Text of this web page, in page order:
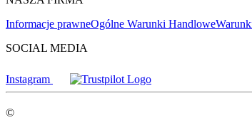
Informacje prawneOgólne Warunki Handlowe
SOCIAL MEDIA
Instagram
©